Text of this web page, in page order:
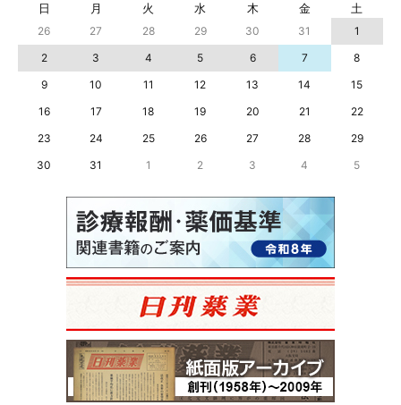
日 月 火 水 木 金 土
26 27 28 29 30 31
1
2
3 4 5 6 7
8
9
10 11 12 13 14
15
16
17 18 19 20 21
22
23
24 25 26 27 28
29
30
31 1 2 3 4 5